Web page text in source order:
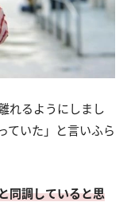
れるようにしまし
ていた」と言いふら
同調していると思